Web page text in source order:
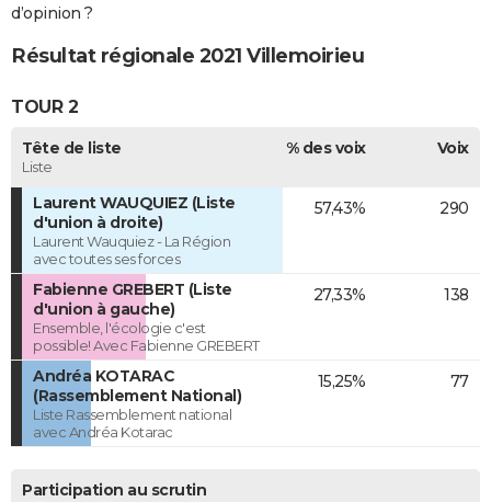
d’opinion ?
Résultat régionale 2021 Villemoirieu
TOUR 2
Tête de liste
Liste
% des voix Voix
Laurent WAUQUIEZ (Liste
d'union à droite)
Laurent Wauquiez - La Région
avec toutes ses forces
57,43% 290
Fabienne GREBERT (Liste
d'union à gauche)
Ensemble, l'écologie c'est
possible! Avec Fabienne GREBERT
27,33% 138
Andréa KOTARAC
(Rassemblement National)
Liste Rassemblement national
avec Andréa Kotarac
15,25% 77
Participation au scrutin